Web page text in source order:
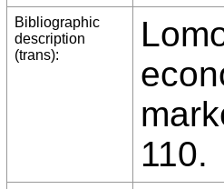
Bibliographic
description
(trans):
110.